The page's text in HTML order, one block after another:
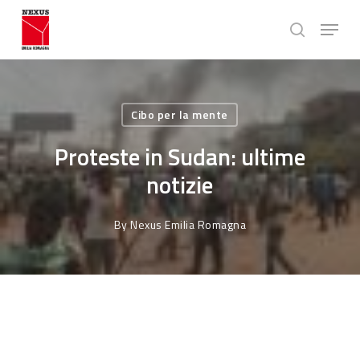
Skip
main
search
Menu
Cibo per la mente
Proteste in Sudan: ultime
notizie
ByNexus Emilia Romagna